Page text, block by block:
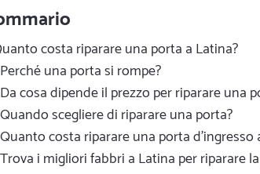
costa riparare una porta a Latina?
Perché una porta si rompe?
Da cosa dipende il prezzo per riparare una
Quando scegliere di riparare una porta?
Quanto costa riparare una porta d'ingresso
Trova i migliori fabbri a Latina per riparare